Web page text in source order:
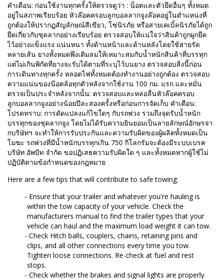
คำเตือน: ก่อนใช้งานทุกครั้งให้ตรวจดูว่า : น็อตและตัวยึดอื่นๆ ทั้งหมด
อยู่ในสภาพเรียบร้อย หัวล๊อคครอบลูกบอลลากจูงล๊อคอยู่ในตำแหน่งที่
ถูกต้องให้ปรากฏสัญลักษณ์สีเขียว, โซ่นิรภัย หรือสายเคเบิ้ลนิรภัยได้ถูก
ยึดเกี่ยวกับชุดลากอย่างเรียบร้อย ตรวจสอบให้แน่ใจว่าสินค้าถูกผูกยึด
ไว้อย่างแข็งแรง แน่นหนา ทั้งด้านหน้าและด้านหลังโดยใช้สายรัด
หลายเส้น ยางทั้งหมดพึงเติมลมให้เหมาะสมกับน้ำหนักสินค้าที่บรรทุก
แต่ไม่เกินพิกัดที่ยางจะรับได้ตามที่ระบุไว้บนยาง ตรวจสอบสิ่งนี้ก่อน
การเดินทางทุกครั้ง หลอดไฟทั้งหมดต้องทำงานอย่างถูกต้อง ตรวจสอบ
ความแน่นของน๊อตล้อทุกตัวหลังจากใช้งาน 100 กม. แรก และหมั่น
ตรวจเป็นประจำหลังจากนั้น: ตรวจสอบและหล่อลื่นหัวล๊อคครอบ
ลูกบอลลากจูงอย่างน้อยปีละสองครั้งหรือก่อนการจัดเก็บ คำเตือน:
โปรดทราบ: การดัดแปลงแก้ไขใดๆ กับรถพ่วง รวมถึงจุดรับน้ำหนัก
บรรทุกของชุดลากจูง โดยไม่ได้รับความยินยอมเป็นลายลักษณ์อักษรจา
กบริษัทฯ จะทำให้การรับประกันและความรับผิดของผู้ผลิตทั้งหมดเป็น
โมฆะ รถพ่วงที่มีน้ำหนักบรรทุกเกิน 750 กิโลกรัมจะต้องมีระบบเบรค
บริษัท อัพบีท จำกัด ขอปฏิเสธความรับผิดใด ๆ และทั้งหมดหากผู้ใช้ไม่
ปฏิบัติตามข้อกำหนดของกฎหมาย
Here are a few tips that will contribute to safe towing:
Ensure that your trailer and whatever you're hauling is
within the tow capacity of your vehicle. Check the
manufacturers manual to find the trailer types that your
vehicle can haul and the maximum load weight it can tow.
Check Hitch balls, couplers, chains, retaining pins and
clips, and all other connections every time you tow.
Tighten loose connections. Re-check at fuel and rest
stops.
Check whether the brakes and signal lights are properly